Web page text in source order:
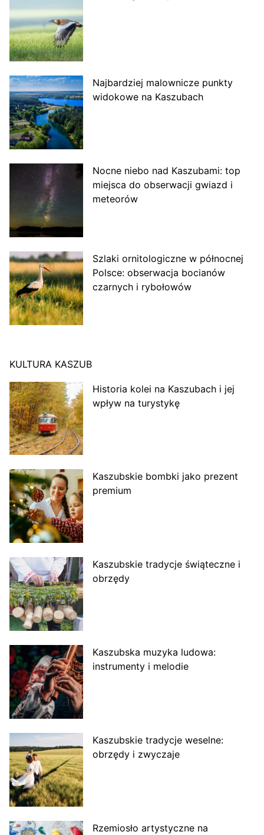
Najbardziej malownicze punkty
widokowe na Kaszubach
Nocne niebo nad Kaszubami: top
miejsca do obserwacji gwiazd i
meteorów
Szlaki ornitologiczne w północnej
Polsce: obserwacja bocianów
czarnych i rybołowów
KULTURA KASZUB
Historia kolei na Kaszubach i jej
wpływ na turystykę
Kaszubskie bombki jako prezent
premium
Kaszubskie tradycje świąteczne i
obrzędy
Kaszubska muzyka ludowa:
instrumenty i melodie
Kaszubskie tradycje weselne:
obrzędy i zwyczaje
Rzemiosło artystyczne na